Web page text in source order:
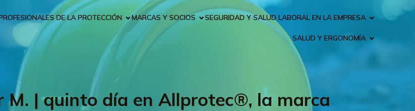
DE LA PROTECCIÓN MARCAS Y SOCIOS SEGURIDAD Y SALUD LABORAL EN LA EMPRESA
SALUD Y ERGONOMÍA
M. | quinto día en Allprotec®, la marca